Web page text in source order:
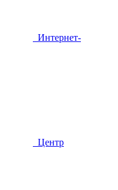
Интернет-
Центр